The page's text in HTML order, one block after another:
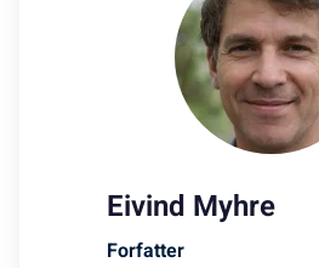
Eivind Myhre
Forfatter